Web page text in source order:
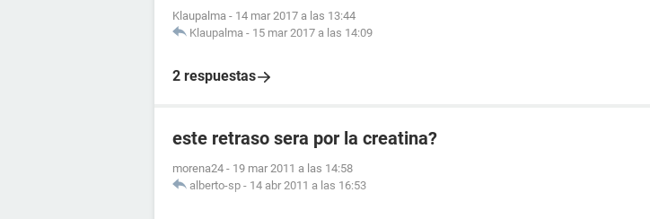
Klaupalma - 14 mar 2017 a las 13:44
Klaupalma - 15 mar 2017 a las 14:09
2 respuestas
este retraso sera por la creatina?
morena24 - 19 mar 2011 a las 14:58
alberto-sp - 14 abr 2011 a las 16:53